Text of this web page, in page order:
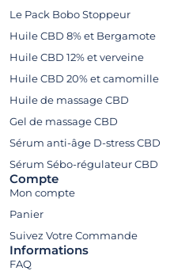
Le Pack Bobo Stoppeur
Huile CBD 8% et Bergamote
Huile CBD 12% et verveine
Huile CBD 20% et camomille
Huile de massage CBD
Gel de massage CBD
Sérum anti-âge D-stress CBD
Sérum Sébo-régulateur CBD
Compte
Mon compte
Panier
Suivez Votre Commande​
Informations
FAQ